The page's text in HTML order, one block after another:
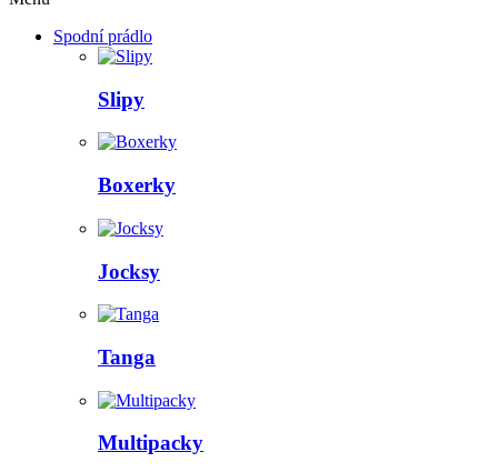
Spodní prádlo
Slipy
Boxerky
Jocksy
Tanga
Multipacky